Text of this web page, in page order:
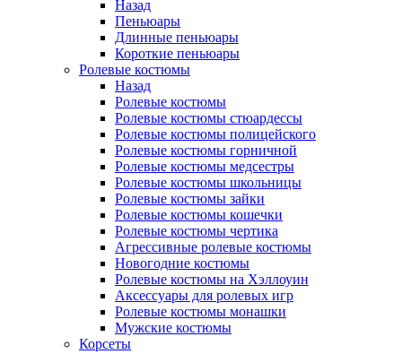
Назад
Пеньюары
Длинные пеньюары
Короткие пеньюары
Ролевые костюмы
Назад
Ролевые костюмы
Ролевые костюмы стюардессы
Ролевые костюмы полицейского
Ролевые костюмы горничной
Ролевые костюмы медсестры
Ролевые костюмы школьницы
Ролевые костюмы зайки
Ролевые костюмы кошечки
Ролевые костюмы чертика
Агрессивные ролевые костюмы
Новогодние костюмы
Ролевые костюмы на Хэллоуин
Аксессуары для ролевых игр
Ролевые костюмы монашки
Мужские костюмы
Корсеты